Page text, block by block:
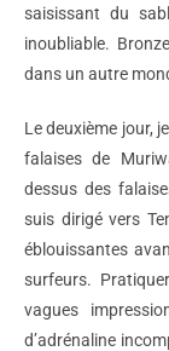
saisissant du
inoubliable.
dans un autre
Le deuxième jour,
falaises de
dessus des
suis dirigé vers
éblouissantes
surfeurs.
vagues
d’adrénaline